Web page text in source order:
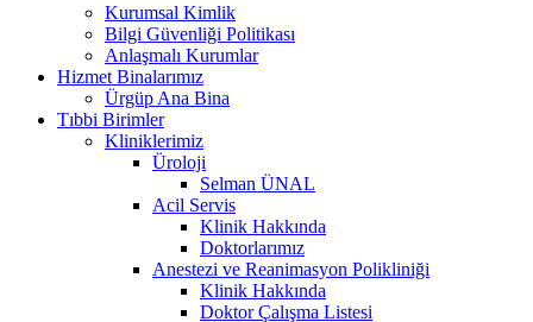
Kurumsal Kimlik
Bilgi Güvenliği Politikası
Anlaşmalı Kurumlar
Hizmet Binalarımız
Ürgüp Ana Bina
Tıbbi Birimler
Kliniklerimiz
Üroloji
Selman ÜNAL
Acil Servis
Klinik Hakkında
Doktorlarımız
Anestezi ve Reanimasyon Polikliniği
Klinik Hakkında
Doktor Çalışma Listesi